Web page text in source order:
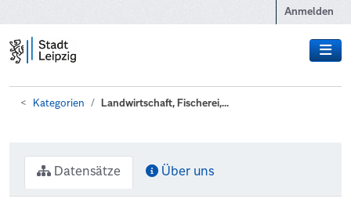
Anmelden
Kategorien Landwirtschaft, Fischerei,...
Datensätze Über uns